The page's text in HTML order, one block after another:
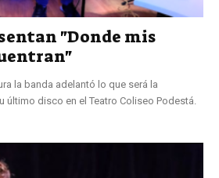
"Donde mis
la banda adelantó lo que será la
último disco en el Teatro Coliseo Podestá.